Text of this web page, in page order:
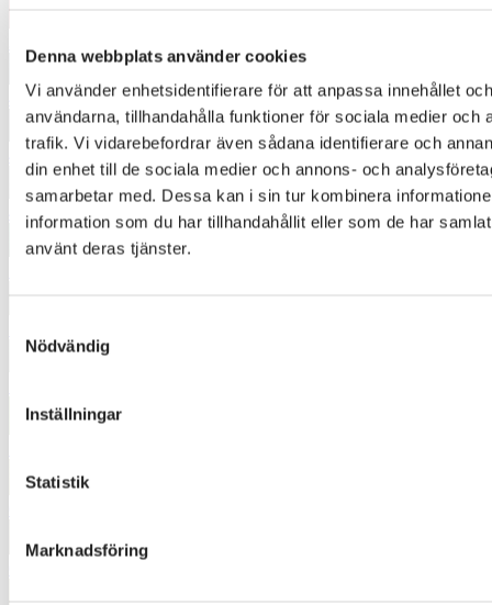
Denna webbplats använder cookies
Vi använder enhetsidentifierare för att anpassa innehållet
användarna, tillhandahålla funktioner för sociala medier och
trafik. Vi vidarebefordrar även sådana identifierare och
din enhet till de sociala medier och annons- och
samarbetar med. Dessa kan i sin tur kombinera
information som du har tillhandahållit eller som de har
använt deras tjänster.
Nödvändig
Inställningar
Statistik
Marknadsföring
4352
4372
4442